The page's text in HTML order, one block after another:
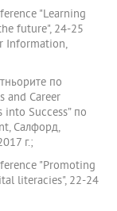
"Learning
future", 24-25
Information,
по
and Career
Success” по
Салфорд,
г.;
"Promoting
literacies", 22-24